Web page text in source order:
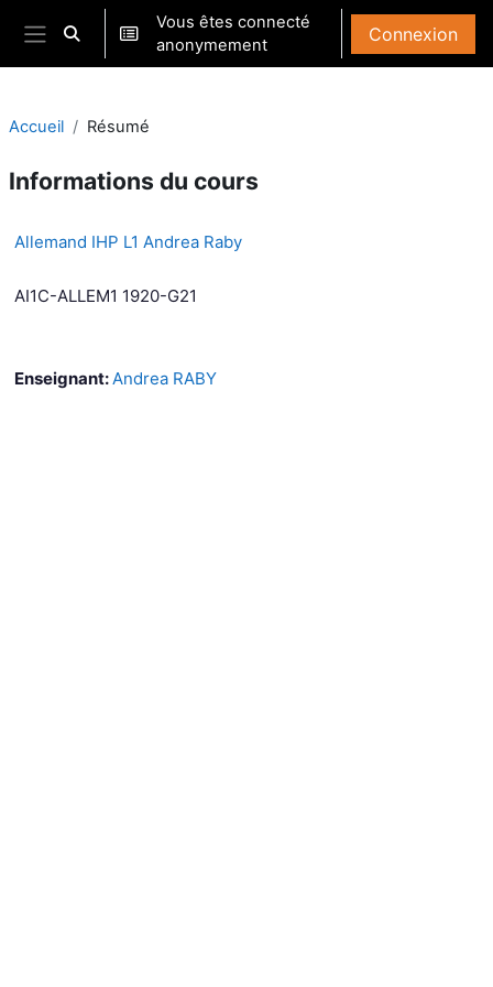
Passer au contenu principal
Panneau latéral
Activer/désactiver la saisie de recherche
Vous êtes connecté
anonymement
Connexion
Accueil Résumé
Informations du cours
Allemand IHP L1 Andrea Raby
AI1C-ALLEM1 1920-G21
Enseignant: Andrea RABY